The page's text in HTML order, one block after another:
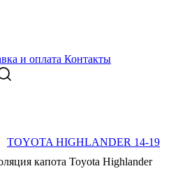
и оплата Контакты
TOYOTA HIGHLANDER 14-19
капота Toyota Highlander